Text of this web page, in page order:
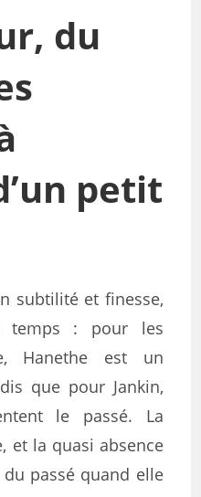
du
petit
subtilité et finesse,
temps : pour les
Hanethe est un
que pour Jankin,
le passé. La
et la quasi absence
passé quand elle